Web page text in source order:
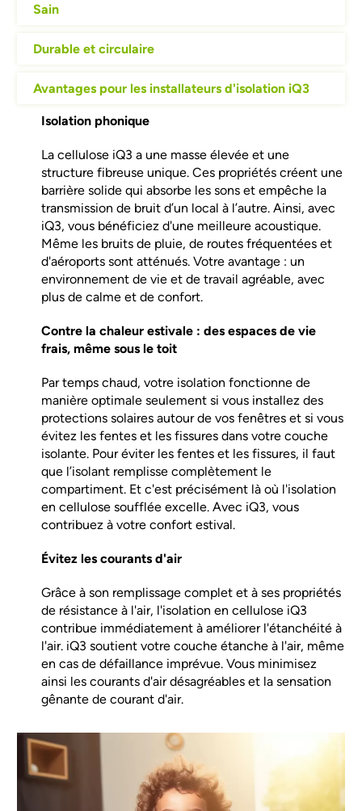
Sain
Durable et circulaire
Avantages pour les installateurs d'isolation iQ3
Isolation phonique
La cellulose iQ3 a une masse élevée et une
structure fibreuse unique. Ces propriétés créent une
barrière solide qui absorbe les sons et empêche la
transmission de bruit d’un local à l’autre. Ainsi, avec
iQ3, vous bénéficiez d'une meilleure acoustique.
Même les bruits de pluie, de routes fréquentées et
d'aéroports sont atténués. Votre avantage : un
environnement de vie et de travail agréable, avec
plus de calme et de confort.
Contre la chaleur estivale : des espaces de vie
frais, même sous le toit
Par temps chaud, votre isolation fonctionne de
manière optimale seulement si vous installez des
protections solaires autour de vos fenêtres et si vous
évitez les fentes et les fissures dans votre couche
isolante. Pour éviter les fentes et les fissures, il faut
que l’isolant remplisse complètement le
compartiment. Et c'est précisément là où l'isolation
en cellulose soufflée excelle. Avec iQ3, vous
contribuez à votre confort estival.
Évitez les courants d'air
Grâce à son remplissage complet et à ses propriétés
de résistance à l'air, l'isolation en cellulose iQ3
contribue immédiatement à améliorer l'étanchéité à
l'air. iQ3 soutient votre couche étanche à l'air, même
en cas de défaillance imprévue. Vous minimisez
ainsi les courants d'air désagréables et la sensation
gênante de courant d'air.